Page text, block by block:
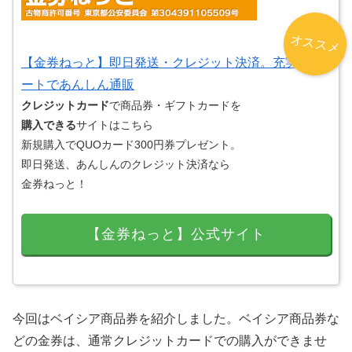
【金券ねっと】即日発送・クレジット決済。充実サポ
ートであんしん通販
クレジットカードで商品券・ギフトカードを
購入できるサイトはこちら
新規購入でQUOカード300円券プレゼント。
即日発送、あんしんのクレジット決済なら
金券ねっと！
【金券ねっと】公式サイト
オススメ
今回はベイシア商品券を紹介しました。ベイシア商品券な
どの金券は、通常クレジットカードでの購入ができませ